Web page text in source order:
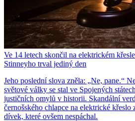
Ve 14 letech skončil na elektrickém
Stinneyho trval jediný den
Jeho poslední slova zněla: „Ne, pane.“
světové války se stal ve Spojených
justičních omylů v historii. Skandální
černošského chlapce na elektrické
dívek, které ovšem nespáchal.